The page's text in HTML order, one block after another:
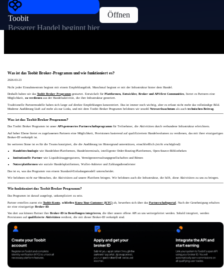
Toobit
Besserer Handel beginnt hier
Öffnen
Was ist das Toobit Broker-Programm und wie funktioniert es?
2026-03-23
Nicht jeder Einnahmestrom beginnt mit einem Empfehlungslink. Manchmal beginnt er mit der Infrastruktur hinter dem Handel.
Deshalb haben wir das Toobit Broker Programmgestartet. Entwickelt für Plattformen, Entwickler, Broker und API-first Communities, bietet es Partnern eine
Möglichkeit, zu verdienenaus der Handelsaktivität, die ihre Infrastruktur generiert.
Traditionelle Partnermodelle haben sich lange auf direkte Empfehlungen konzentriert. Das ist immer noch wichtig, aber es erfasst nicht mehr das vollständige Bild.
Moderne Ausführung läuft auf mehr als nur Links, und mit dem Toobit Broker Programm belohnen wir sowohl Netzwerkwachstumals auch technischen Beitrag.
Was ist das Toobit Broker Programm?
Das Toobit Broker Programm ist unser API-gesteuertes Partnerschaftsprogrammfür Teilnehmer, die Aktivitäten durch verbundene Infrastruktur erleichtern.
Auf hoher Ebene bietet es zugelassenen Partnern eine Möglichkeit, Provisionen basierend auf qualifiziertem Handelsvolumen zu verdienen, das mit ihrer einzigartigen
Broker-ID verknüpft ist.
Im weiteren Sinne ist es für die Teams konzipiert, die die Ausführung im Hintergrund unterstützen, einschließlich (nicht erschöpfend):
Handelstechnologiewie Handelsbot-Plattformen, Handelsterminals, intelligente Order-Routing-Plattformen, Open-Source-Bibliotheken
Institutionelle Partnerwie Liquiditätsaggregatoren, Vermögensverwaltungsgesellschaften und Börsen
Nutzerplattformenwie soziale Handelsplattformen, Wallet-Anbieter und Zahlungsdienstleister
Das ist es, was das Programm von einem Standard-Einladungsmodell unterscheidet.
Wir belohnen nicht nurMenschen, die Aktivitäten auf unsere Plattform bringen. Wir belohnen auch die Infrastruktur, die hilft, diese Aktivitäten zu uns zu bringen.
Wie funktioniert das Toobit Broker Programm?
Das Programm ist darauf ausgelegt, unkompliziert zu sein.
Partner erstellen zuerst ein Toobit-Konto, schließen Know-Your-Customer (KYC)ab, bewerben sich über das Partnerschaftsportal. Nach der Genehmigung erhalten
sie eine einzigartige Broker-ID.
Von dort aus können Partner ihre Broker-ID in Bestellungen integrieren, die über unsere offene API an uns weitergeleitet werden. Sobald integriert, werden
Provisionen auf qualifizierte Aktivitätenverdient, die mit dieser Broker-ID verknüpft sind.